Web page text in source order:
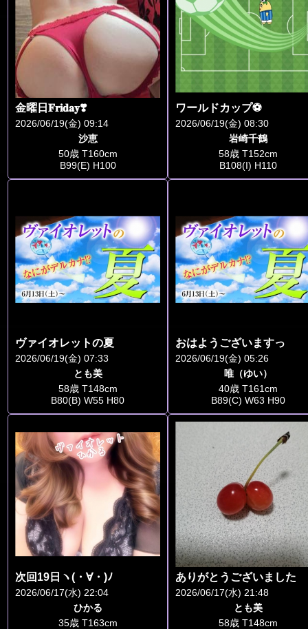
金曜日𝐅𝐫𝐢𝐝𝐚𝐲❣️
2026/06/19(金) 09:14
沙恵
50歳 T160cm
B99(E) H100
ワールドカップ⚽️
2026/06/19(金) 08:30
岩崎千鶴
58歳 T152cm
B108(I) H110
ヴァイオレットの夏
2026/06/19(金) 07:33
とも美
58歳 T148cm
B80(B) W55 H80
おはようございますっ
2026/06/19(金) 05:26
唯（ゆい）
40歳 T161cm
B89(C) W63 H90
次回19日ヽ(・∀・)ﾉ
2026/06/17(水) 22:04
ひかる
35歳 T163cm
ありがとうございました
2026/06/17(水) 21:48
とも美
58歳 T148cm